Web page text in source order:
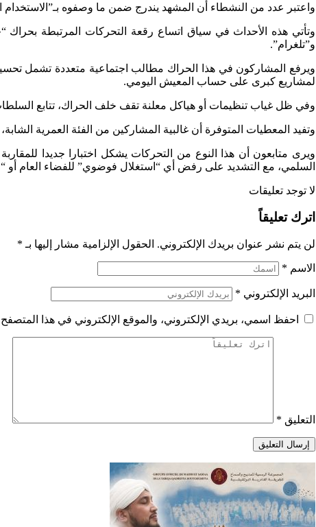
واعتبر عدد من النشطاء أن المشهد يندرج ضمن ما وصفوه بـ”الاستخدام
وتأتي هذه الأحداث في سياق اتساع رقعة التحركات المرتبطة بحراك
و”تلغرام”.
ويرفع المشاركون في هذا الحراك مطالب اجتماعية متعددة تشمل
لمشاريع كبرى على حساب المعيش اليومي.
وفي ظل غياب تنظيمات أو هياكل معلنة تقف خلف الحراك، تتابع
وتفيد المعطيات المتوفرة أن غالبية المشاركين من الفئة العمرية
ويرى متابعون أن هذا النوع من التحركات يشكل اختبارا جديدا
السلمي، مع التشديد على رفض أي “استغلال فوضوي” للفضاء العام أو
لا توجد تعليقات
اترك تعليقاً
لن يتم نشر عنوان بريدك الإلكتروني. الحقول الإلزامية مشار إليها بـ *
الاسم *
البريد الإلكتروني *
احفظ اسمي، بريدي الإلكتروني، والموقع الإلكتروني في هذا
التعليق *